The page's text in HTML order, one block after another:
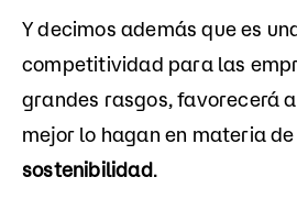
Y decimos además que es
competitividad para las
grandes rasgos, favorecerá
mejor lo hagan en materia de
sostenibilidad.